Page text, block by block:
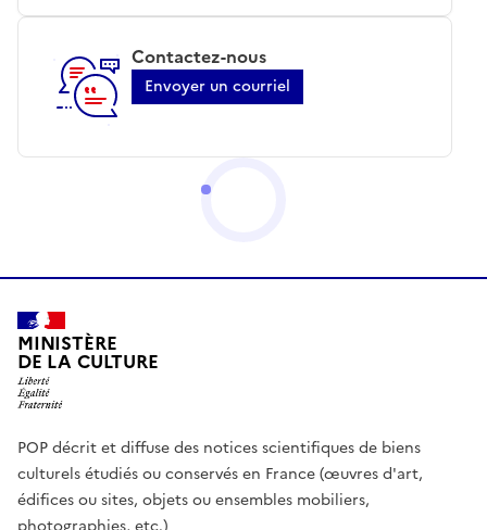
Contactez-nous
Envoyer un courriel
MINISTÈRE
DE LA CULTURE
POP décrit et diffuse des notices scientifiques de biens
culturels étudiés ou conservés en France (œuvres d'art,
édifices ou sites, objets ou ensembles mobiliers,